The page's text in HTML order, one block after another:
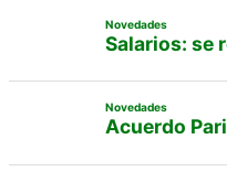
Novedades
Salarios: se
Novedades
Acuerdo